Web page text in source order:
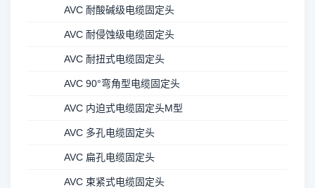
AVC 耐酸碱级电缆固定头
AVC 耐侵蚀级电缆固定头
AVC 耐扭式电缆固定头
AVC 90°弯角型电缆固定头
AVC 内迫式电缆固定头M型
AVC 多孔电缆固定头
AVC 扁孔电缆固定头
AVC 束紧式电缆固定头